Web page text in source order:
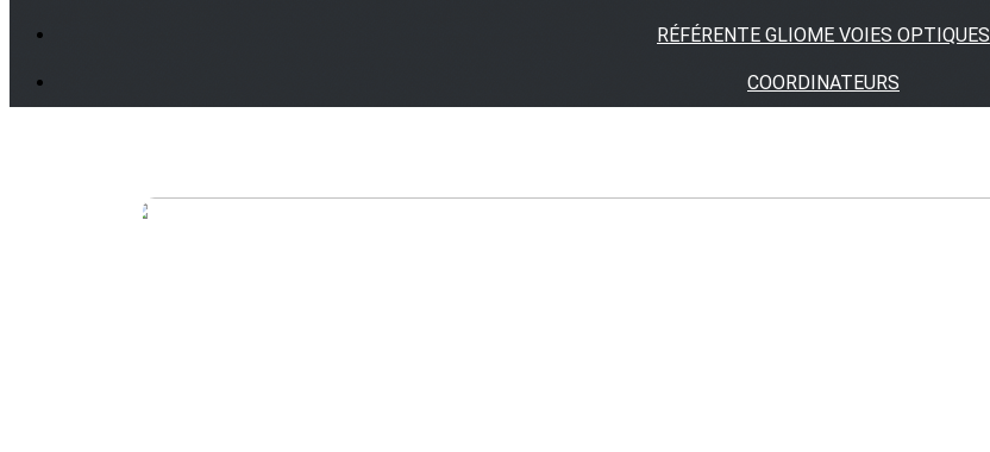
RÉFÉRENTE GLIOME VOIES OPTIQUES
COORDINATEURS